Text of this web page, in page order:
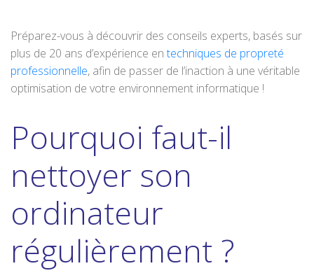
Préparez-vous à découvrir des conseils experts, basés sur
plus de 20 ans d’expérience entechniques de propreté
professionnelle, afin de passer de l’inaction à une véritable
optimisation de votre environnement informatique !
Pourquoi faut-il
nettoyer son
ordinateur
régulièrement ?